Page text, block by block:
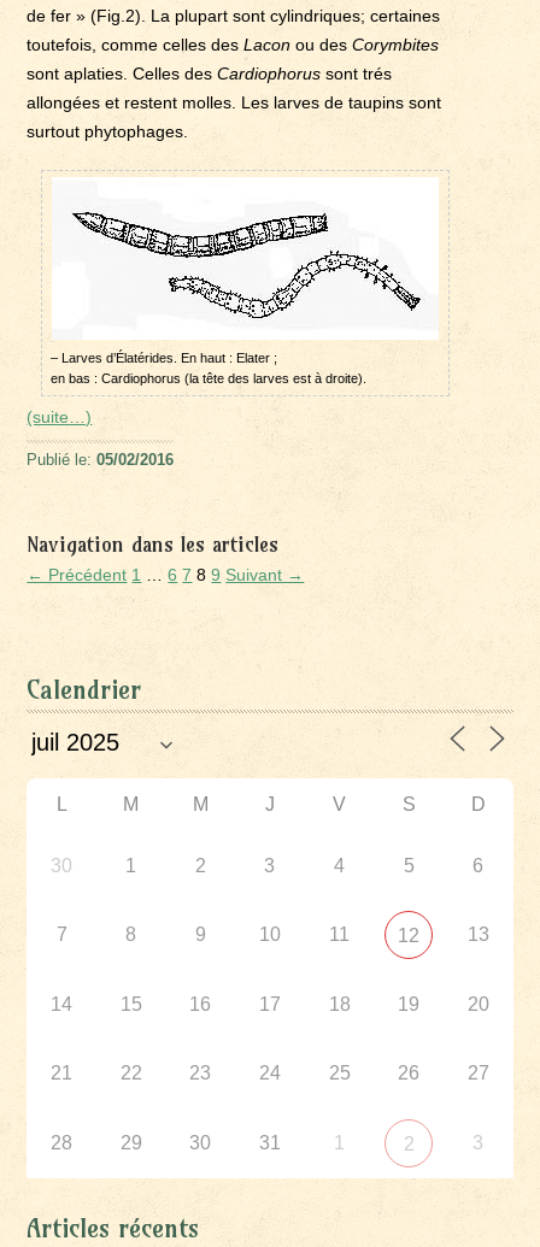
de fer » (Fig.2). La plupart sont cylindriques; certaines
toutefois, comme celles desLacon ou desCorymbites
sont aplaties. Celles desCardiophorus sont trés
allongées et restent molles. Les larves de taupins sont
surtout phytophages.
– Larves d’Élatérides. En haut : Elater ;
en bas : Cardiophorus (la tête des larves est à droite).
(suite…)
Publié le:05/02/2016
Navigation dans les articles
← Précédent 1 6 7 8 9 Suivant →
Calendrier
L M M J V S D
30 1 2 3 4 5 6
7 8 9 10 11 12 13
14 15 16 17 18 19 20
21 22 23 24 25 26 27
28 29 30 31 1 2 3
Articles récents